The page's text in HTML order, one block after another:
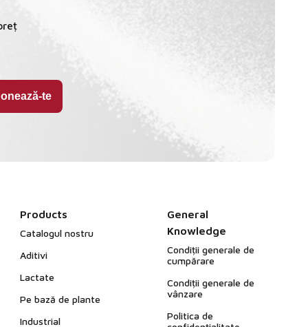
Products
Catalogul nostru
Aditivi
Lactate
Pe bază de plante
Industrial
General
Knowledge
Condiții generale de
cumpărare
Condiții generale de
vânzare
Politica de